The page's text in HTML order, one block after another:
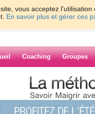
vous acceptez
En savoir plus et gérer ces
Coaching Groupes
> aureliebaudouin
de